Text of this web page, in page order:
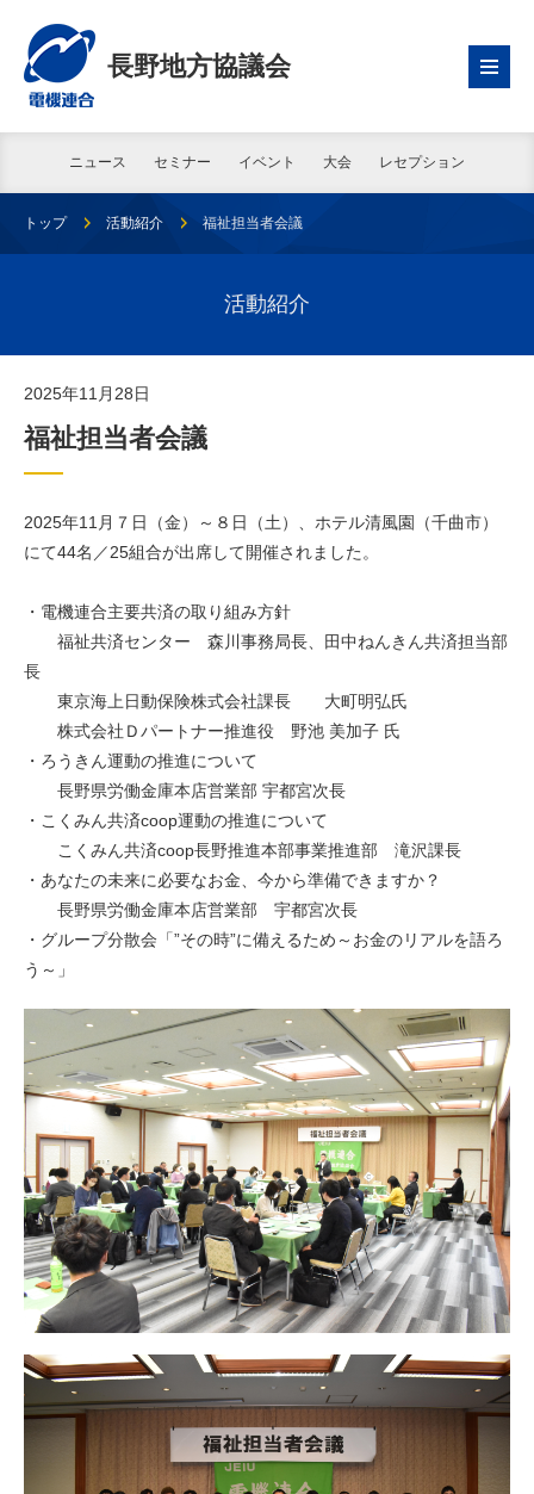
長野地方協議会
ニュース セミナー イベント 大会 レセプション
トップ 活動紹介 福祉担当者会議
活動紹介
2025年11月28日
福祉担当者会議
2025年11月７日（金）～８日（土）、ホテル清風園（千曲市）
にて44名／25組合が出席して開催されました。
・電機連合主要共済の取り組み方針
福祉共済センター 森川事務局長、田中ねんきん共済担当部
長
東京海上日動保険株式会社課長 大町明弘氏
株式会社Ｄパートナー推進役 野池 美加子 氏
・ろうきん運動の推進について
長野県労働金庫本店営業部 宇都宮次長
・こくみん共済coop運動の推進について
こくみん共済coop長野推進本部事業推進部 滝沢課長
・あなたの未来に必要なお金、今から準備できますか？
長野県労働金庫本店営業部 宇都宮次長
・グループ分散会「”その時”に備えるため～お金のリアルを語ろ
う～」